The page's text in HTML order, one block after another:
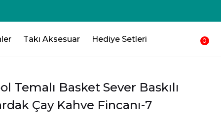
Takı Aksesuar Hediye Setleri 0
Temalı Basket Sever Baskılı
Çay Kahve Fincanı-7